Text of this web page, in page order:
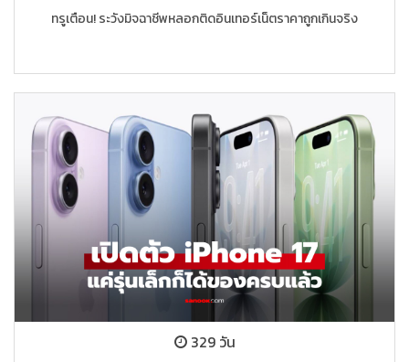
ทรูเตือน! ระวังมิจฉาชีพหลอกติดอินเทอร์เน็ตราคาถูกเกินจริง
329 วัน